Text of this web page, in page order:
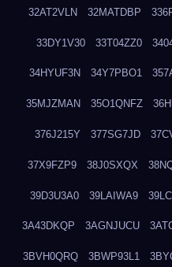
32AT2VLN 32MATDBP
33DY1V30 33T04ZZ0
34HYUF3N 34Y7PBO1
35MJZMAN 35O1QNFZ
376J215Y 377SG7JD
37X9FZP9 38J0SXQX
39D3U3A0 39LAIWA9
3A43DKQP 3AGNJUCU
3BVH0QRQ 3BWP93L1